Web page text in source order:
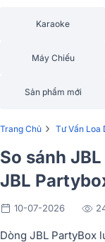
Karaoke
Máy Chiếu
Sản phẩm mới
Trang Chủ › Tư Vấn Loa
So sánh
JBL
10-07-2026
Dòng JBL PartyBox